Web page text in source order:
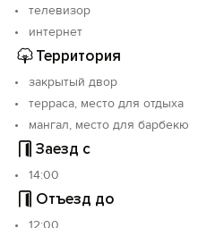
телевизор
интернет
Территория
закрытый двор
терраса, место для отдыха
мангал, место для барбекю
Заезд с
14:00
Отъезд до
12:00